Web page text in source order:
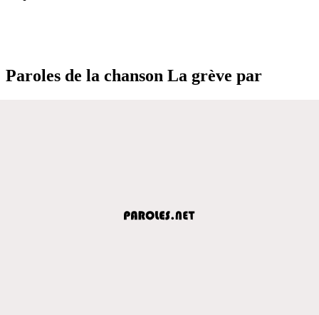
Paroles de la chanson La grève par